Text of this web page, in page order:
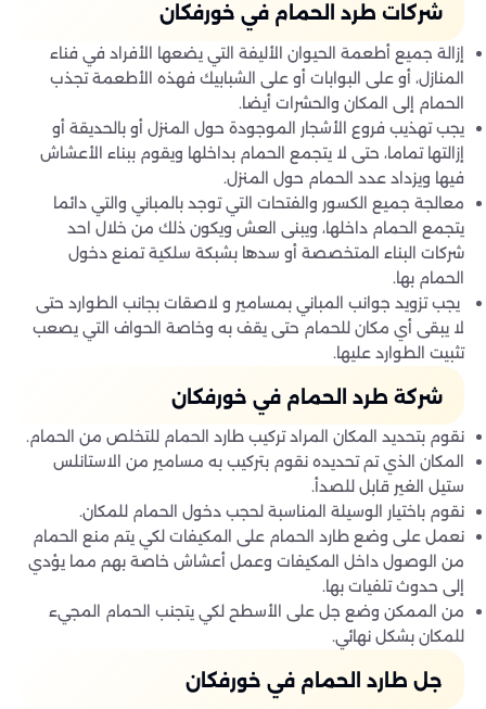
شركات طرد الحمام في خورفكان
إزالة جميع أطعمة الحيوان الأليفة التي يضعها الأفراد في فناء
المنازل، أو على البوابات أو على الشبابيك فهذه الأطعمة تجذب
الحمام إلى المكان والحشرات أيضا.
يجب تهذيب فروع الأشجار الموجودة حول المنزل أو بالحديقة أو
إزالتها تماما، حتى لا يتجمع الحمام بداخلها ويقوم ببناء الأعشاش
فيها ويزداد عدد الحمام حول المنزل.
معالجة جميع الكسور والفتحات التي توجد بالمباني والتي دائما
يتجمع الحمام داخلها، ويبنى العش ويكون ذلك من خلال احد
شركات البناء المتخصصة أو سدها بشبكة سلكية تمنع دخول
الحمام بها.
يجب تزويد جوانب المباني بمسامير و لاصقات بجانب الطوارد حتى
لا يبقى أي مكان للحمام حتى يقف به وخاصة الحواف التي يصعب
تثبيت الطوارد عليها.
شركة طرد الحمام في خورفكان
نقوم بتحديد المكان المراد تركيب طارد الحمام للتخلص من الحمام.
المكان الذي تم تحديده نقوم بتركيب به مسامير من الاستانلس
ستيل الغير قابل للصدأ.
نقوم باختيار الوسيلة المناسبة لحجب دخول الحمام للمكان.
نعمل على وضع طارد الحمام على المكيفات لكي يتم منع الحمام
من الوصول داخل المكيفات وعمل أعشاش خاصة بهم مما يؤدي
إلى حدوث تلفيات بها.
من الممكن وضع جل على الأسطح لكي يتجنب الحمام المجيء
للمكان بشكل نهائي.
جل طارد الحمام في خورفكان